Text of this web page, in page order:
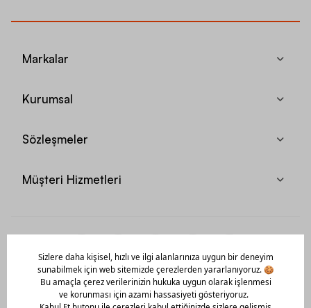
Markalar
Kurumsal
Sözleşmeler
Müşteri Hizmetleri
Mobil Uygulamamızı Hemen İndir!